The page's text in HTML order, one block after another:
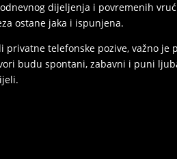
dijeljenja i povremenih
ostane jaka i ispunjena.
privatne telefonske pozive, važno je
budu spontani, zabavni i puni